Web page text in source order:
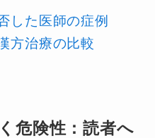
した医師の症例
方治療の比較
危険性：読者へ